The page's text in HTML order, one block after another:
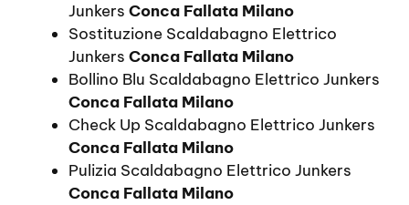
Junkers Conca Fallata Milano
Sostituzione Scaldabagno Elettrico
Junkers Conca Fallata Milano
Bollino Blu Scaldabagno Elettrico Junkers
Conca Fallata Milano
Check Up Scaldabagno Elettrico Junkers
Conca Fallata Milano
Pulizia Scaldabagno Elettrico Junkers
Conca Fallata Milano